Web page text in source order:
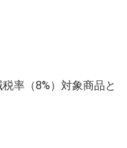
率（8%）対象商品と